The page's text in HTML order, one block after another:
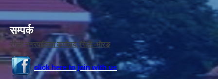
सम्पर्क
रंगेली नगरपालिका कार्यलय,रंगेली -मोरङ
click here to join with us